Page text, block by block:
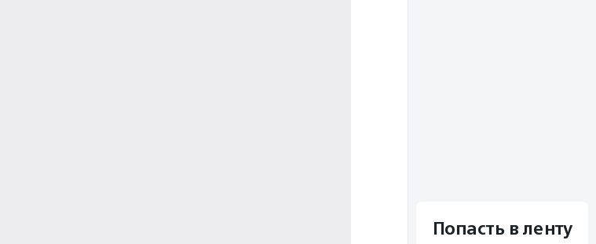
Попасть в ленту